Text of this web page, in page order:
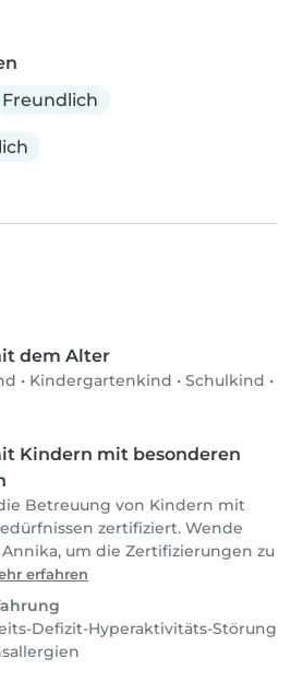
Freundlich
dem Alter
• Kindergartenkind • Schulkind •
Kindern mit besonderen
Betreuung von Kindern mit
zertifiziert. Wende
um die Zertifizierungen zu
erfahren
Defizit-Hyperaktivitäts-Störung